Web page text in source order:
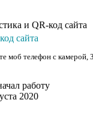
и QR-код сайта
моб телефон с камерой,
работу
2020